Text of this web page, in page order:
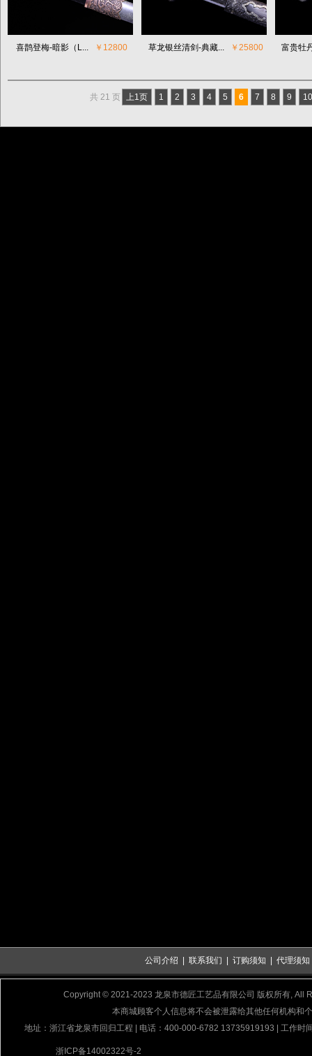
喜鹊登梅-暗影（L... ￥12800 草龙银丝清剑-典藏... ￥25800 富贵牡
共 21 页 上1页 1 2 3 4 5 6 7 8 9 10
公司介绍 联系我们 订购须知 代理须知
Copyright © 2021-2023 龙泉市德匠工艺品有限公司 版权所有, All
本商城顾客个人信息将不会被泄露给其他任何机构和
地址：浙江省龙泉市回归工程 | 电话：400-000-6782 13735919193 | 工作时
浙ICP备14002322号-2